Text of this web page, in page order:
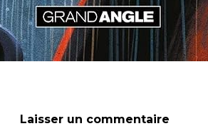
Laisser un commentaire